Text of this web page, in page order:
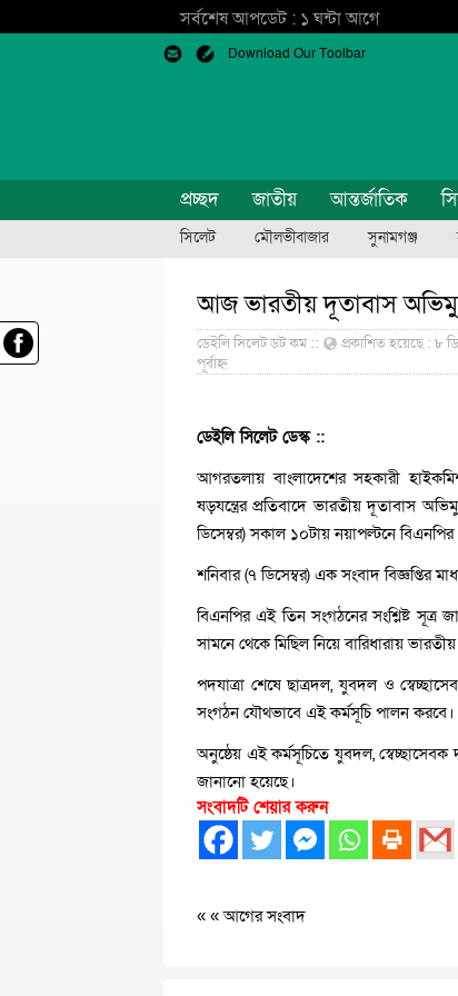
সর্বশেষ আপডেট : ১ ঘন্টা আগে
Download Our Toolbar
প্রচ্ছদ জাতীয় আন্তর্জাতিক
সিলেট মৌলভীবাজার সুনামগঞ্জ
আজ ভারতীয় দূতাবাস
ডেইলি সিলেট ডট কম ::
প্রকাশিত হয়েছে : ৮
পূর্বাহ্ন
ডেইলি সিলেট ডেস্ক ::
আগরতলায় বাংলাদেশের সহকারী
ষড়যন্ত্রের প্রতিবাদে ভারতীয় দূতাবাস
ডিসেম্বর) সকাল ১০টায় নয়াপল্টনে
শনিবার (৭ ডিসেম্বর) এক সংবাদ বিজ্ঞপ্তির
বিএনপির এই তিন সংগঠনের সংশ্লিষ্ট সূত্র
সামনে থেকে মিছিল নিয়ে বারিধারায়
পদযাত্রা শেষে ছাত্রদল, যুবদল ও
সংগঠন যৌথভাবে এই কর্মসূচি পালন করবে।
অনুষ্ঠেয় এই কর্মসূচিতে যুবদল, স্বেচ্ছাসেবক
জানানো হয়েছে।
সংবাদটি শেয়ার করুন
« «আগের সংবাদ